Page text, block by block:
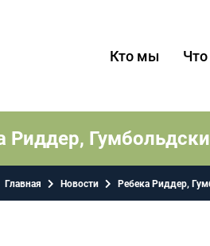
Кто мы
Риддер,
Главная Новости Ребека Риддер,